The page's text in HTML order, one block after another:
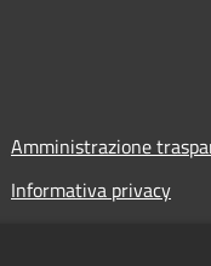
Amministrazione
Informativa privacy